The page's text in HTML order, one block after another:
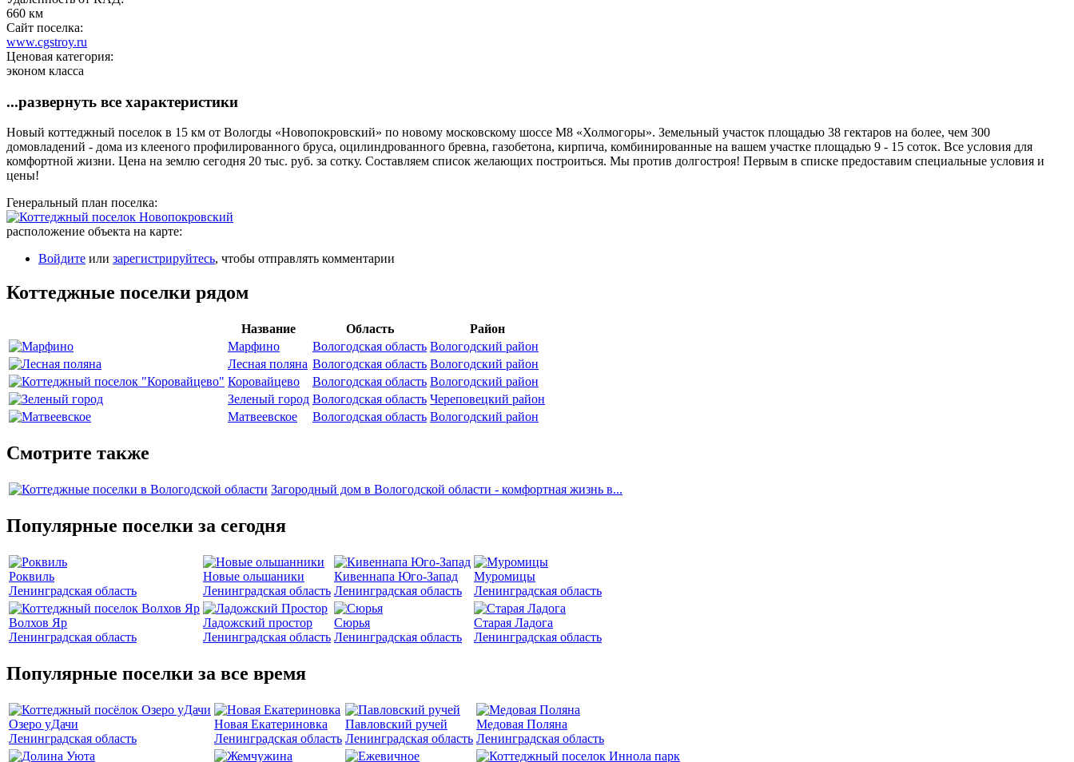
660 км
Сайт поселка:
www.cgstroy.ru
Ценовая категория:
эконом класса
...развернуть все характеристики
Новый коттеджный поселок в 15 км от Вологды «Новопокровский» по новому московскому шоссе М8 «Холмогоры». Земельный участок площадью 38 гектаров на более, чем 300
домовладений - дома из клееного профилированного бруса, оцилиндрованного бревна, газобетона, кирпича, комбинированные на вашем участке площадью 9 - 15 соток. Все условия для
комфортной жизни. Цена на землю сегодня 20 тыс. руб. за сотку. Составляем список желающих построиться. Мы против долгостроя! Первым в списке предоставим специальные условия и
цены!
Генеральный план поселка:
расположение объекта на карте:
Войдите или зарегистрируйтесь, чтобы отправлять комментарии
Коттеджные поселки рядом
Название Область
Район
Марфино
Вологодская область Вологодский район
Лесная поляна Вологодская область Вологодский район
Коровайцево
Вологодская область Вологодский район
Зеленый город Вологодская область Череповецкий район
Матвеевское
Вологодская область Вологодский район
Смотрите также
Загородный дом в Вологодской области - комфортная жизнь в...
Популярные поселки за сегодня
Роквиль
Ленинградская область
Новые ольшаники
Ленинградская область
Кивеннапа Юго-Запад
Ленинградская область
Муромицы
Ленинградская область
Волхов Яр
Ленинградская область
Ладожский простор
Ленинградская область
Сюрья
Ленинградская область
Старая Ладога
Ленинградская область
Популярные поселки за все время
Озеро уДачи
Ленинградская область
Новая Екатериновка
Ленинградская область
Павловский ручей
Ленинградская область
Медовая Поляна
Ленинградская область